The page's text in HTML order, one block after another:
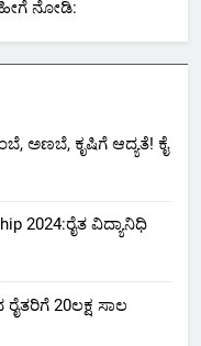
ನೋಡಿ:
ಅಣಬೆ, ಕೃಷಿಗೆ ಆದ್ಯತೆ! ಕೈ
2024:ರೈತ ವಿದ್ಯಾನಿಧಿ
20ಲಕ್ಷ ಸಾಲ